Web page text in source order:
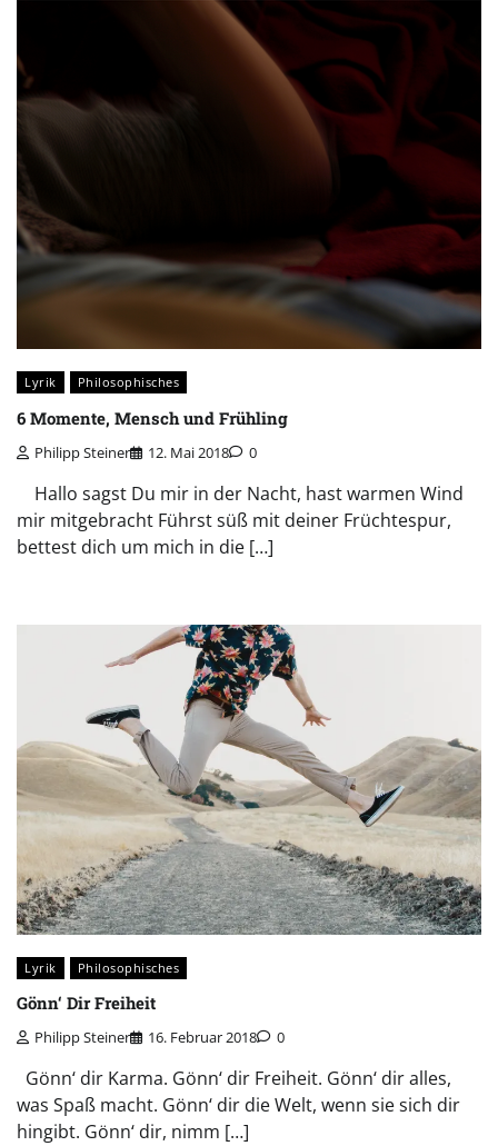
Lyrik Philosophisches
6 Momente, Mensch und Frühling
Philipp Steiner 12. Mai 2018 0
Hallo sagst Du mir in der Nacht, hast warmen Wind
mir mitgebracht Führst süß mit deiner Früchtespur,
bettest dich um mich in die […]
Lyrik Philosophisches
Gönn‘ Dir Freiheit
Philipp Steiner 16. Februar 2018 0
Gönn‘ dir Karma. Gönn‘ dir Freiheit. Gönn‘ dir alles,
was Spaß macht. Gönn‘ dir die Welt, wenn sie sich dir
hingibt. Gönn‘ dir, nimm […]